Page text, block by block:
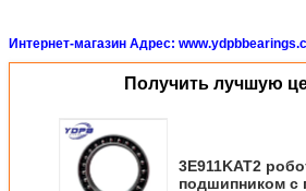
Интернет-магазин Адрес:
Получить лучшую
3E911KAT2
подшипником с